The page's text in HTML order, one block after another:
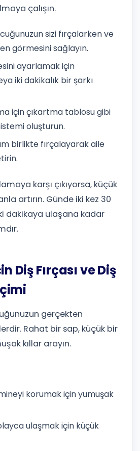
çalışın.
sizi fırçalarken ve
görmesini sağlayın.
ayarlamak için
iki dakikalık bir şarkı
için çıkartma tablosu gibi
oluşturun.
birlikte fırçalayarak aile
karşı çıkıyorsa, küçük
artırın. Günde iki kez 30
dakikaya ulaşana kadar
Diş Fırçası ve Diş
gerçekten
Rahat bir sap, küçük bir
kıllar arayın.
korumak için yumuşak
ulaşmak için küçük